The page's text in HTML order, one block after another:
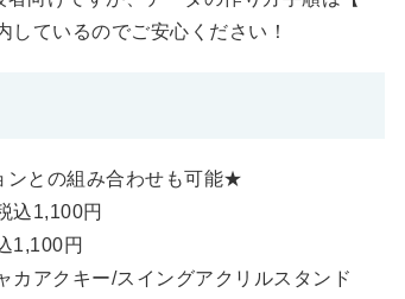
しているのでご安心ください！
との組み合わせも可能★
込1,100円
1,100円
アクキー/スイングアクリルスタンド